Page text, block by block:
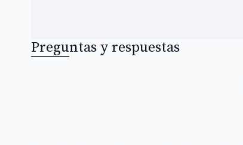
Preguntas y respuestas